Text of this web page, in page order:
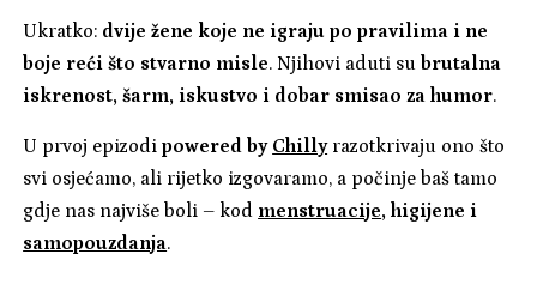
Ukratko: dvije žene koje ne igraju po pravilima i ne
boje reći što stvarno misle. Njihovi aduti subrutalna
iskrenost, šarm, iskustvo i dobar smisao za humor.
U prvoj epizodipowered by Chilly razotkrivaju ono što
svi osjećamo, ali rijetko izgovaramo, a počinje baš tamo
gdje nas najviše boli – kod menstruacije, higijene i
samopouzdanja.